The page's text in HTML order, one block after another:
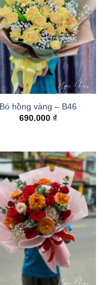
Bó hồng vàng – B46
690.000 ₫